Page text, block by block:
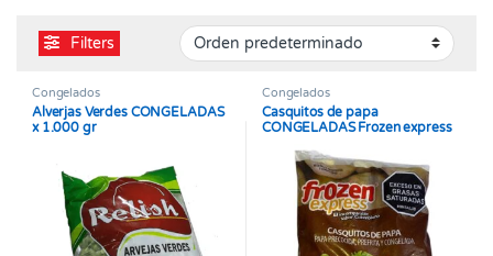
Filters
Congelados
Alverjas Verdes CONGELADAS
x 1.000 gr
Congelados
Casquitos de papa
CONGELADAS Frozen express